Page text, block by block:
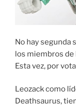
No hay segunda
los miembros de
Esta vez, por
Leozack como
Deathsaurus,